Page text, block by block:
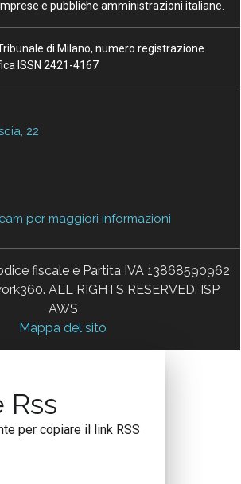
e pubbliche amministrazioni italiane.
di Milano, numero registrazione
ISSN 2421-4167
22
per maggiori informazioni
fiscale e Partita IVA 13868590962
ALL RIGHTS RESERVED. ISP
AWS
Mappa del sito
Rss
per copiare il link RSS